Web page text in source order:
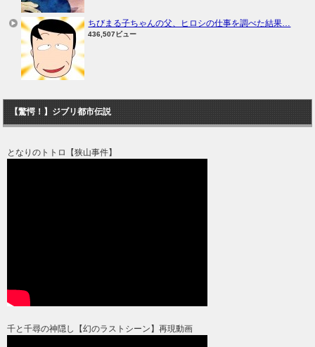
ちびまる子ちゃんの父、ヒロシの仕事を調べた結果…
436,507ビュー
【驚愕！】ジブリ都市伝説
となりのトトロ【狭山事件】
千と千尋の神隠し【幻のラストシーン】再現動画